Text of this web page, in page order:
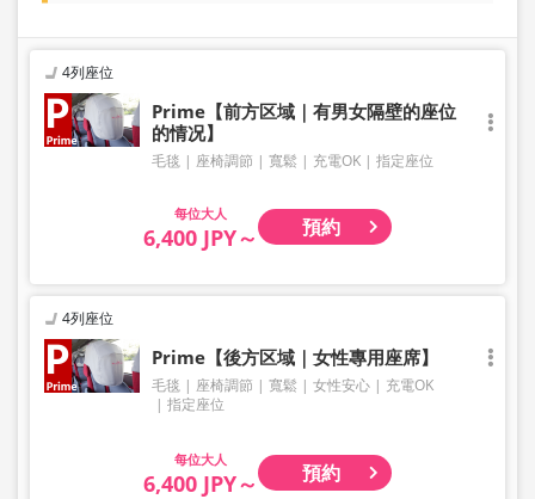
4列座位
Prime【前方区域｜有男女隔壁的座位
的情况】
毛毯 座椅調節 寬鬆 充電OK 指定座位
大人
6,400 JPY～ 預約
4列座位
Prime【後方区域｜女性專用座席】
毛毯 座椅調節 寬鬆 女性安心
充電OK
指定座位
大人
6,400 JPY～ 預約